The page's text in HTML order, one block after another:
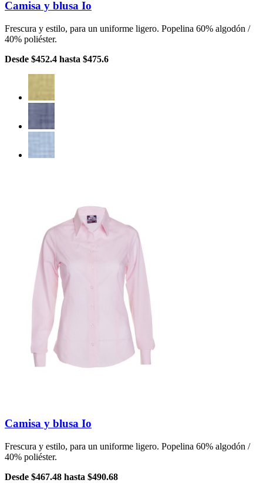
Camisa y blusa Io
Frescura y estilo, para un uniforme ligero. Popelina 60% algodón /
40% poliéster.
Desde $452.4 hasta $475.6
Camisa y blusa Io
Frescura y estilo, para un uniforme ligero. Popelina 60% algodón /
40% poliéster.
Desde $467.48 hasta $490.68